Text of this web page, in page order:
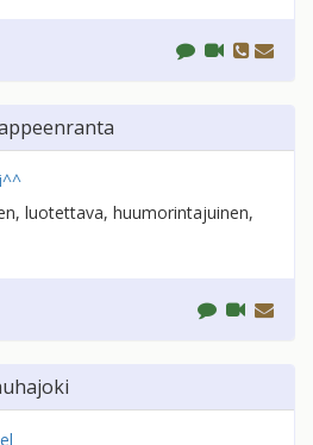
luotettava, huumorintajuinen,